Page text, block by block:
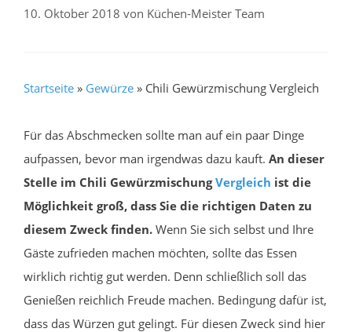
10. Oktober 2018 von Küchen-Meister Team
Startseite » Gewürze » Chili Gewürzmischung Vergleich
Für das Abschmecken sollte man auf ein paar Dinge
aufpassen, bevor man irgendwas dazu kauft. An dieser
Stelle im Chili GewürzmischungVergleich ist die
Möglichkeit groß, dass Sie die richtigen Daten zu
diesem Zweck finden. Wenn Sie sich selbst und Ihre
Gäste zufrieden machen möchten, sollte das Essen
wirklich richtig gut werden. Denn schließlich soll das
Genießen reichlich Freude machen. Bedingung dafür ist,
dass das Würzen gut gelingt. Für diesen Zweck sind hier